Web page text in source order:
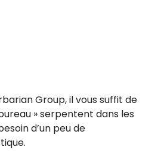
Group, il vous suffit de
» serpentent dans les
d’un peu de